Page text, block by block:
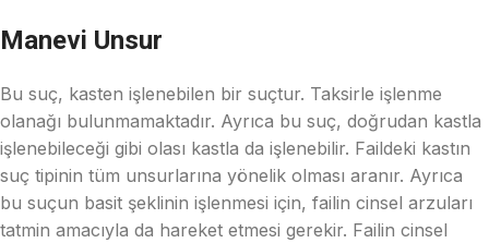
Manevi Unsur
Bu suç, kasten işlenebilen bir suçtur. Taksirle işlenme
olanağı bulunmamaktadır. Ayrıca bu suç, doğrudan kastla
işlenebileceği gibi olası kastla da işlenebilir. Faildeki kastın
suç tipinin tüm unsurlarına yönelik olması aranır. Ayrıca
bu suçun basit şeklinin işlenmesi için, failin cinsel arzuları
tatmin amacıyla da hareket etmesi gerekir. Failin cinsel